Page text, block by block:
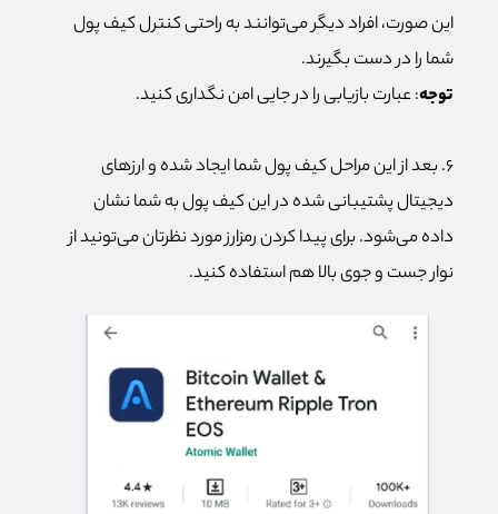
این صورت، افراد دیگر می‌توانند به راحتی کنترل کیف پول
شما را در دست بگیرند.
توجه: عبارت بازیابی را در جایی امن نگداری کنید.
۶. بعد از این مراحل کیف پول شما ایجاد شده و ارزهای
دیجیتال پشتیبانی شده در این کیف پول به شما نشان
داده می‌شود. برای پیدا کردن رمزارز مورد نظرتان می‌تونید از
نوار جست و جوی بالا هم استفاده کنید.